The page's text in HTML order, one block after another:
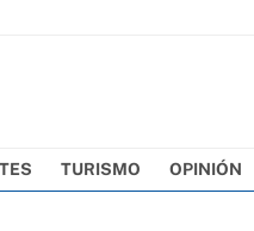
TURISMO OPINIÓN